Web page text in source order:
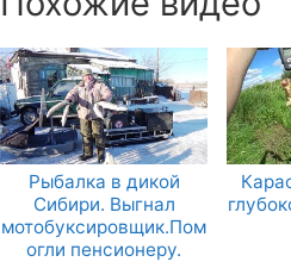
Рыбалка в дикой
Сибири. Выгнал
мотобуксировщик.Пом
огли пенсионеру.